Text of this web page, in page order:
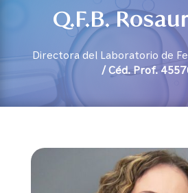
Q.F.B.
Directora del Laboratorio de
/ Céd. Prof.